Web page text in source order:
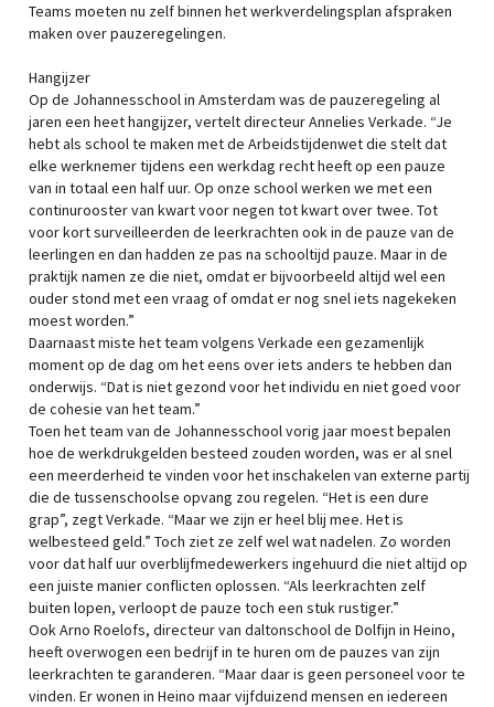
Teams moeten nu zelf binnen het werkverdelingsplan afspraken
maken over pauzeregelingen.
Hangijzer
Op de Johannesschool in Amsterdam was de pauzeregeling al
jaren een heet hangijzer, vertelt directeur Annelies Verkade. “Je
hebt als school te maken met de Arbeidstijdenwet die stelt dat
elke werknemer tijdens een werkdag recht heeft op een pauze
van in totaal een half uur. Op onze school werken we met een
continurooster van kwart voor negen tot kwart over twee. Tot
voor kort surveilleerden de leerkrachten ook in de pauze van de
leerlingen en dan hadden ze pas na schooltijd pauze. Maar in de
praktijk namen ze die niet, omdat er bijvoorbeeld altijd wel een
ouder stond met een vraag of omdat er nog snel iets nagekeken
moest worden.”
Daarnaast miste het team volgens Verkade een gezamenlijk
moment op de dag om het eens over iets anders te hebben dan
onderwijs. “Dat is niet gezond voor het individu en niet goed voor
de cohesie van het team.”
Toen het team van de Johannesschool vorig jaar moest bepalen
hoe de werkdrukgelden besteed zouden worden, was er al snel
een meerderheid te vinden voor het inschakelen van externe partij
die de tussenschoolse opvang zou regelen. “Het is een dure
grap”, zegt Verkade. “Maar we zijn er heel blij mee. Het is
welbesteed geld.” Toch ziet ze zelf wel wat nadelen. Zo worden
voor dat half uur overblijfmedewerkers ingehuurd die niet altijd op
een juiste manier conflicten oplossen. “Als leerkrachten zelf
buiten lopen, verloopt de pauze toch een stuk rustiger.”
Ook Arno Roelofs, directeur van daltonschool de Dolfijn in Heino,
heeft overwogen een bedrijf in te huren om de pauzes van zijn
leerkrachten te garanderen. “Maar daar is geen personeel voor te
vinden. Er wonen in Heino maar vijfduizend mensen en iedereen